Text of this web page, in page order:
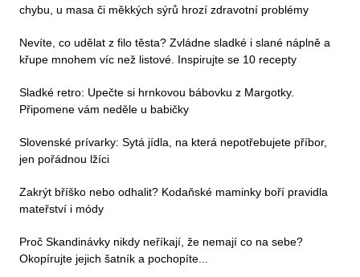
chybu, u masa či měkkých sýrů hrozí zdravotní problémy
Nevíte, co udělat z filo těsta? Zvládne sladké i slané náplně a
křupe mnohem víc než listové. Inspirujte se 10 recepty
Sladké retro: Upečte si hrnkovou bábovku z Margotky.
Připomene vám neděle u babičky
Slovenské prívarky: Sytá jídla, na která nepotřebujete příbor,
jen pořádnou lžíci
Zakrýt bříško nebo odhalit? Kodaňské maminky boří pravidla
mateřství i módy
Proč Skandinávky nikdy neříkají, že nemají co na sebe?
Okopírujte jejich šatník a pochopíte...